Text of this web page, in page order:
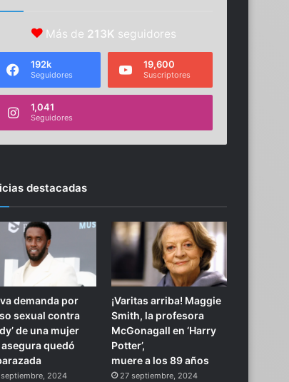
Más de 213K seguidores
192k
Seguidores
19,600
Suscriptores
1,041
Seguidores
destacadas
demanda por
sexual contra
de una mujer
quedó
septiembre, 2024
¡Varitas arriba! Maggie
Smith, la profesora
McGonagall en ‘Harry
Potter’,
muere a los 89 años
27 septiembre, 2024